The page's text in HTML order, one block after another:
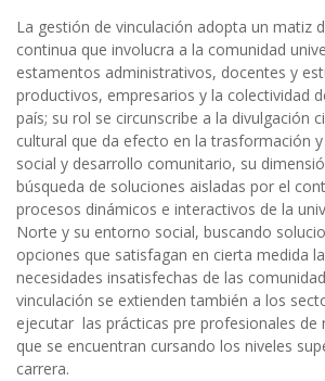
La gestión de vinculación adopta un matiz
continua que involucra a la comunidad
estamentos administrativos, docentes y
productivos, empresarios y la colectividad
país; su rol se circunscribe a la divulgación
cultural que da efecto en la trasformación
social y desarrollo comunitario, su
búsqueda de soluciones aisladas por el
procesos dinámicos e interactivos de la
Norte y su entorno social, buscando
opciones que satisfagan en cierta medida
necesidades insatisfechas de las
vinculación se extienden también a los
ejecutar las prácticas pre profesionales de
que se encuentran cursando los niveles
carrera.